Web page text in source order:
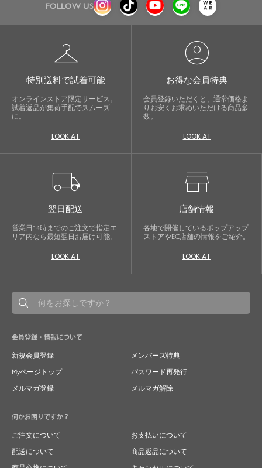
FOLLOW US
checkroom
特別送料で試着可能
オンラインストア限定サービス。
試着返品が集荷手配でスムーズ
に。
LOOK AT
account_circle
お得な会員特典
会員登録いただくと、通常価格よ
りお安くお求めいただける商品多
数。
LOOK AT
local_shipping
翌日配送
営業日14時までのご注文で指定エ
リア内なら最短翌日お届け可能。
LOOK AT
store
店舗情報
各地で開催しているポップアップ
ストアやEC店舗の情報をご紹介。
LOOK AT
会員登録・情報について
新規会員登録
メンバーズ特典
Myページトップ
パスワード再発行
メルマガ登録
メルマガ解除
何かお困りですか？
ご注文について
お支払いについて
配送について
商品返品について